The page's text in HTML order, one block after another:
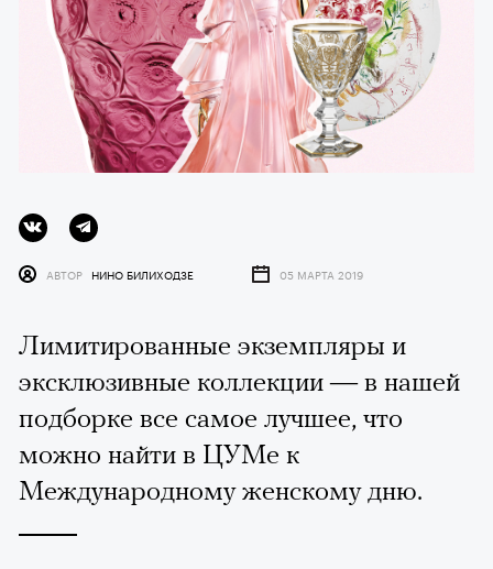
АВТОР НИНО БИЛИХОДЗЕ 05 МАРТА 2019
Лимитированные экземпляры и
эксклюзивные коллекции — в нашей
подборке все самое лучшее, что
можно найти в ЦУМе к
Международному женскому дню.